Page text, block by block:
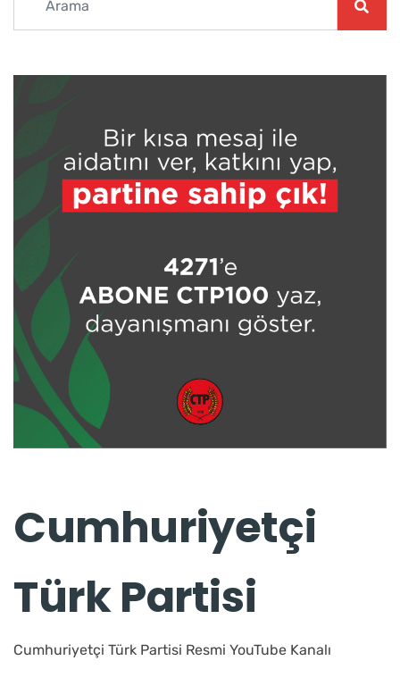
Cumhuriyetçi
Türk Partisi
Cumhuriyetçi Türk Partisi Resmi YouTube Kanalı